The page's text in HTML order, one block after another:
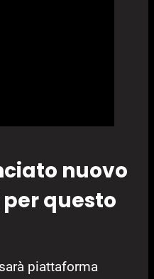
nuovo
questo
piattaforma